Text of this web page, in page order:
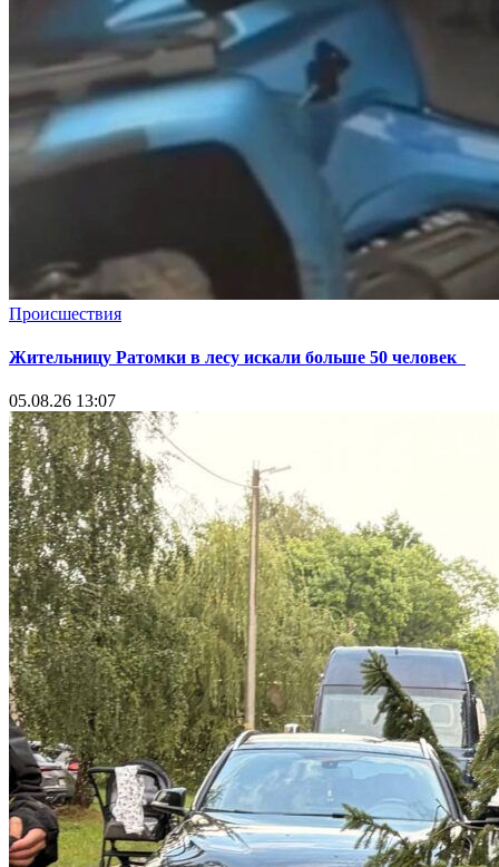
Происшествия
Жительницу Ратомки в лесу искали больше 50 человек
05.08.26 13:07